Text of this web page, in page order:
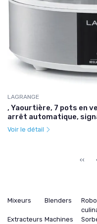
LAGRANGE
, Yaourtière, 7 pots en
arrêt automatique,
Voir le détail
‹‹
Mixeurs Blenders
Extracteurs Machines